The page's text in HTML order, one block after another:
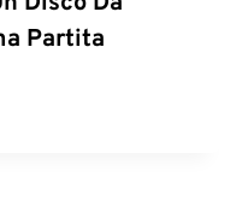
Partita